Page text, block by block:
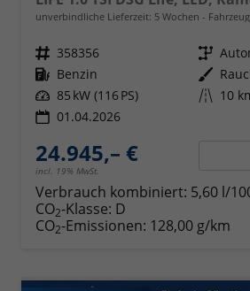
unverbindliche Lieferzeit: 5 Wochen
Fahrzeugnr. 358356 Getriebe
Kraftstoff Benzin Außenfarbe
Leistung 85 kW (116 PS) Kilometerstand 10
01.04.2026
24.945,– €
incl. 19% MwSt.
Verbrauch kombiniert: 5,60 l/
CO2-Klasse: D
CO2-Emissionen: 128,00 g/km